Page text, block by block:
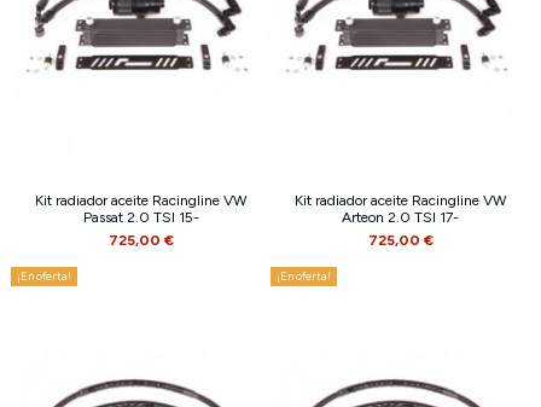
Kit radiador aceite Racingline VW
Passat 2.0 TSI 15-
725,00 €
Kit radiador aceite Racingline VW
Arteon 2.0 TSI 17-
725,00 €
¡En oferta! ¡En oferta!